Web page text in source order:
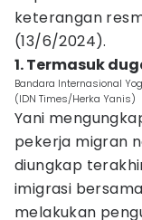
keterangan
(13/6/2024).
1. Termasuk
Bandara Internasional
(IDN Times/Herka Yanis)
Yani
pekerja migran
diungkap
imigrasi
melakukan